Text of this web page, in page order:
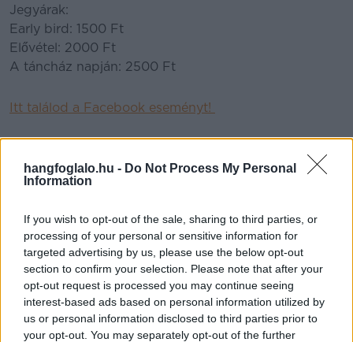
hangfoglalo.hu - Do Not Process My Personal
Information
If you wish to opt-out of the sale, sharing to third parties, or
processing of your personal or sensitive information for
targeted advertising by us, please use the below opt-out
section to confirm your selection. Please note that after your
opt-out request is processed you may continue seeing
interest-based ads based on personal information utilized by
us or personal information disclosed to third parties prior to
your opt-out. You may separately opt-out of the further
Jegyárak:
Early bird: 1500 Ft
Elővétel: 2000 Ft
A táncház napján: 2500 Ft
Itt találod a Facebook eseményt!
HALMOS BÉLA KOBUCI TÁNCHÁZ
Következő esemény
JÚNIUS
11.